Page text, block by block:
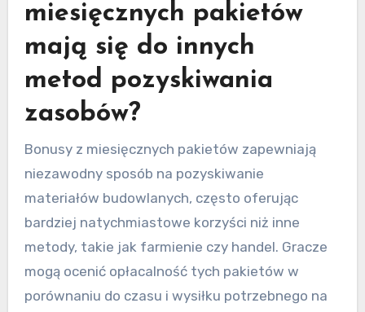
miesięcznych pakietów
mają się do innych
metod pozyskiwania
zasobów?
Bonusy z miesięcznych pakietów zapewniają
niezawodny sposób na pozyskiwanie
materiałów budowlanych, często oferując
bardziej natychmiastowe korzyści niż inne
metody, takie jak farmienie czy handel. Gracze
mogą ocenić opłacalność tych pakietów w
porównaniu do czasu i wysiłku potrzebnego na